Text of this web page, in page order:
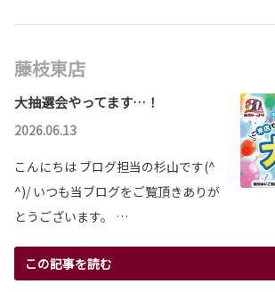
藤枝東店
大抽選会やってます…！
2026.06.13
こんにちは ブログ担当の杉山です(^
^)/ いつも当ブログをご覧頂きありが
とうございます。 …
この記事を読む